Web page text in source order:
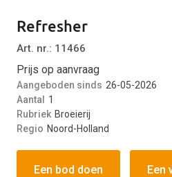
Refresher
Art. nr.: 11466
Prijs op aanvraag
Aangeboden sinds 26-05-2026
Aantal
1
Rubriek Broeierij
Regio Noord-Holland
Een bod doen Een